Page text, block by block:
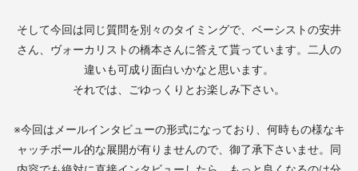
そして今回は同じ質問を別々のタイミングで、ベーシストの安井
さん、ヴォーカリストの橋本さんに答えて貰っています。二人の
違いも可成り面白いかなと思います。
それでは、ごゆっくりとお楽しみ下さい。
※今回はメールインタビューの形式になっており、何時もの様なキ
ャッチボール的な展開が有りませんので、御了承下さいませ。同